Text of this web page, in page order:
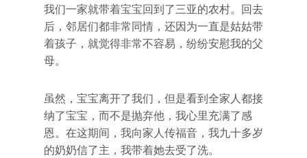
我们一家就带着宝宝回到了三亚的农村。回去
后，邻居们都非常同情，还因为一直是姑姑带
着孩子，就觉得非常不容易，纷纷安慰我的父
母。
虽然，宝宝离开了我们，但是看到全家人都接
纳了宝宝，而不是抛弃他，我心里充满了感
恩。在这期间，我向家人传福音，我九十多岁
的奶奶信了主，我带着她去受了洗。